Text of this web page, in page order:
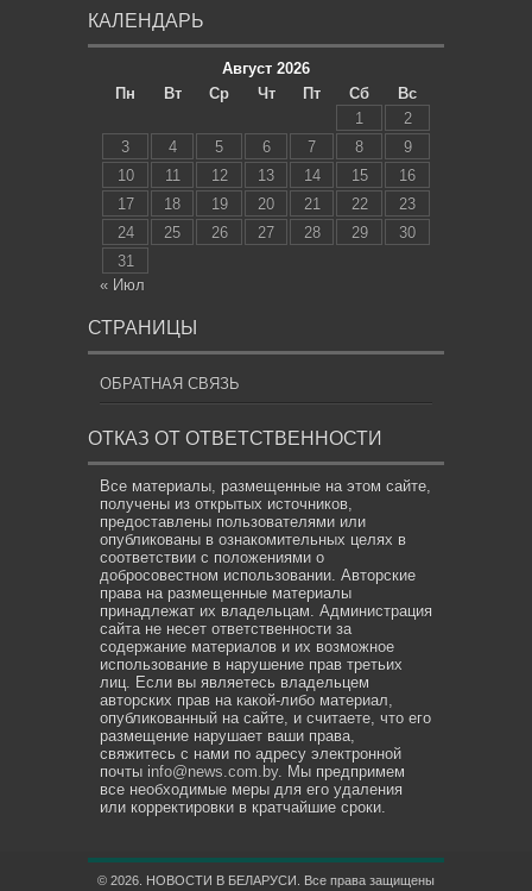
КАЛЕНДАРЬ
Август 2026
Пн
Вт Ср Чт Пт Сб
Вс
1
2
3
4 5 6 7 8
9
10
11 12 13 14 15
16
17
18 19 20 21 22
23
24
25 26 27 28 29
30
31
« Июл
СТРАНИЦЫ
ОБРАТНАЯ СВЯЗЬ
ОТКАЗ ОТ ОТВЕТСТВЕННОСТИ
Все материалы, размещенные на этом сайте,
получены из открытых источников,
предоставлены пользователями или
опубликованы в ознакомительных целях в
соответствии с положениями о
добросовестном использовании. Авторские
права на размещенные материалы
принадлежат их владельцам. Администрация
сайта не несет ответственности за
содержание материалов и их возможное
использование в нарушение прав третьих
лиц. Если вы являетесь владельцем
авторских прав на какой-либо материал,
опубликованный на сайте, и считаете, что его
размещение нарушает ваши права,
свяжитесь с нами по адресу электронной
почты info@news.com.by. Мы предпримем
все необходимые меры для его удаления
или корректировки в кратчайшие сроки.
© 2026. НОВОСТИ В БЕЛАРУСИ. Все права защищены